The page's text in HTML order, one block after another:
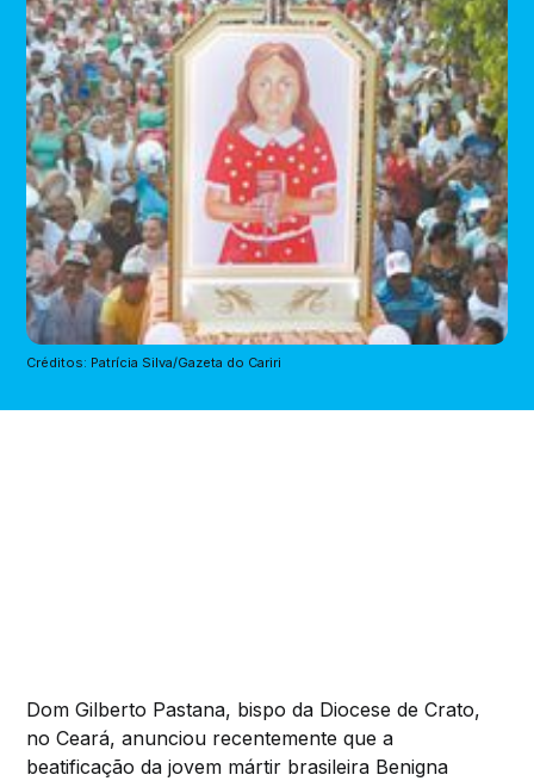
Créditos: Patrícia Silva/Gazeta do Cariri
Dom Gilberto Pastana, bispo da Diocese de Crato,
no Ceará, anunciou recentemente que a
beatificação da jovem mártir brasileira Benigna